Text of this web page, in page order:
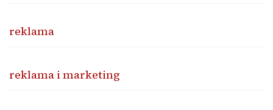
reklama
reklama i marketing